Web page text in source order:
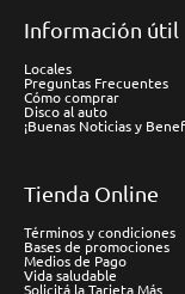
Información útil
Locales
Preguntas Frecuentes
Cómo comprar
Disco al auto
¡Buenas Noticias y
Tienda Online
Términos y condiciones
Bases de promociones
Medios de Pago
Vida saludable
Solicitá la Tarjeta Más